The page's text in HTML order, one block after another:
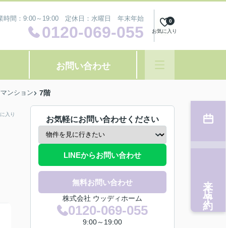
時間：9:00～19:00 定休日：水曜日 年末年始
0120-069-055 お気に入り
0
お問い合わせ
ンション 7階
入り
お気軽にお問い合わせください
LINEからお問い合わせ
無料お問い合わせ
株式会社 ウッディホーム
0120-069-055
9:00～19:00
来店予約